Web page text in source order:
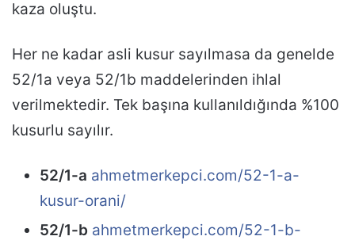
kaza oluştu.
Her ne kadar asli kusur sayılmasa da genelde
52/1a veya 52/1b maddelerinden ihlal
verilmektedir. Tek başına kullanıldığında %100
kusurlu sayılır.
52/1-a ahmetmerkepci.com/52-1-a-
kusur-orani/
52/1-b ahmetmerkepci.com/52-1-b-